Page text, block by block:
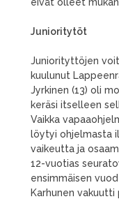
Junioritytöt
Juniorityttöjen
kuulunut
Jyrkinen (13) oli
keräsi itselleen
Vaikka
löytyi ohjelmasta
vaikeutta ja
12-vuotias
ensimmäisen
Karhunen